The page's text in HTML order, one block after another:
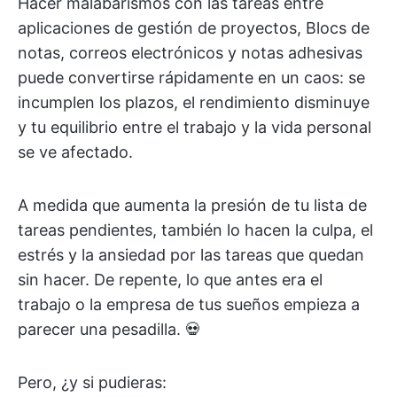
aplicaciones de gestión de proyectos, Blocs de
notas, correos electrónicos y notas adhesivas
puede convertirse rápidamente en un caos: se
incumplen los plazos, el rendimiento disminuye
y tu equilibrio entre el trabajo y la vida personal
se ve afectado.
A medida que aumenta la presión de tu lista de
tareas pendientes, también lo hacen la culpa, el
estrés y la ansiedad por las tareas que quedan
sin hacer. De repente, lo que antes era el
trabajo o la empresa de tus sueños empieza a
parecer una pesadilla. 💀
Pero, ¿y si pudieras: